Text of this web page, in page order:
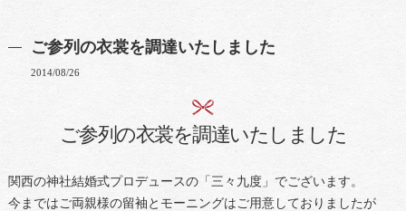
ご参列の衣裳を調達いたしました
2014/08/26
ご参列の衣裳を調達いたしました
関西の神社結婚式プロデュースの「三々九度」でございます。
今まではご両親様の留袖とモーニングはご用意しておりましたが